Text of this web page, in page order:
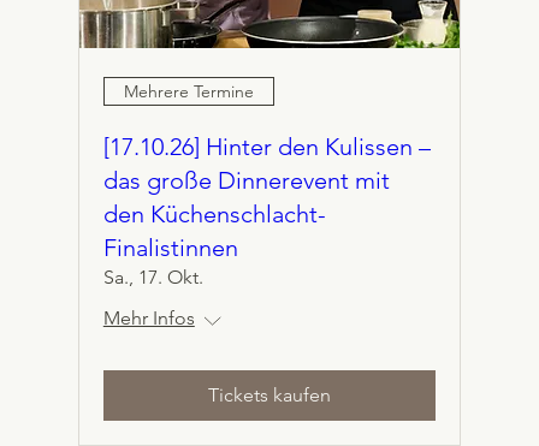
Mehrere Termine
[17.10.26] Hinter den Kulissen –
das große Dinnerevent mit
den Küchenschlacht-
Finalistinnen
Sa., 17. Okt.
Mehr Infos
Tickets kaufen